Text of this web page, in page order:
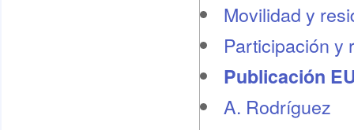
Movilidad y
Participación y
Publicación
A. Rodríguez